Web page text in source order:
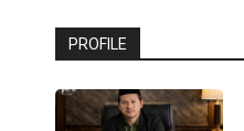
PROFILE